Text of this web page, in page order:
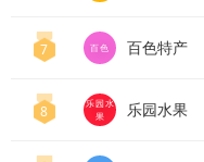
7 百色 百色特产
8
乐园水
果
乐园水果